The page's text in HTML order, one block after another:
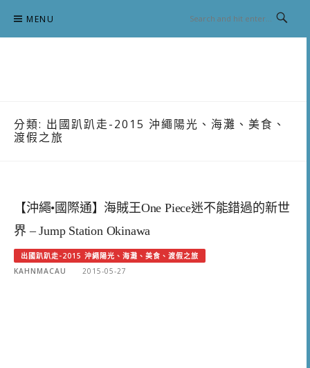
content
MENU
分類: 出國趴趴走-2015 沖繩陽光、海灘、美食、
渡假之旅
【沖繩•國際通】海賊王One Piece迷不能錯過的新世
界 – Jump Station Okinawa
出國趴趴走-2015 沖繩陽光、海灘、美食、渡假之旅
KAHNMACAU
2015-05-27